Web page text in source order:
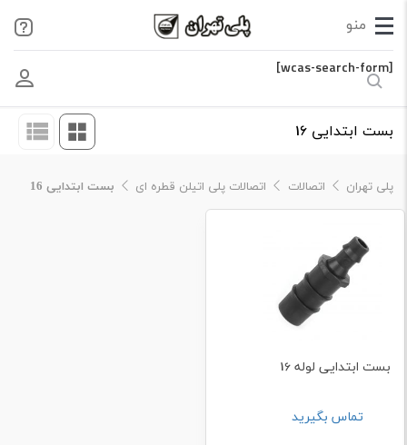
[wcas-search-form]
بست ابتدایی 16
پلی تهران اتصالات اتصالات پلی اتیلن قطره ای بست ابتدایی 16
بست ابتدایی لوله 16
تماس بگیرید